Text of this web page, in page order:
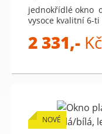
jednokřídlé okno
vysoce kvalitní 6-
2 331,- Kč
NOVÉ